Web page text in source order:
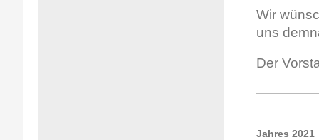
Wir
uns
Der
Jahres 2021